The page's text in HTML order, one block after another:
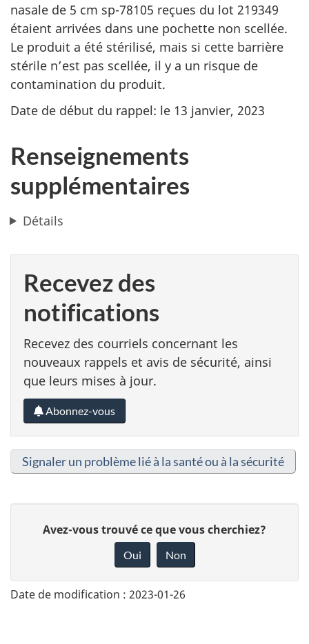
nasale de 5 cm sp-78105 reçues du lot 219349
étaient arrivées dans une pochette non scellée.
Le produit a été stérilisé, mais si cette barrière
stérile n’est pas scellée, il y a un risque de
contamination du produit.
Date de début du rappel: le 13 janvier, 2023
Renseignements
supplémentaires
Détails
Recevez des
notifications
Recevez des courriels concernant les
nouveaux rappels et avis de sécurité, ainsi
que leurs mises à jour.
Abonnez-vous
Signaler un problème lié à la santé ou à la sécurité
n
Avez-vous trouvé ce que vous cherchiez?
Oui Non
Date de modification : 2023-01-26